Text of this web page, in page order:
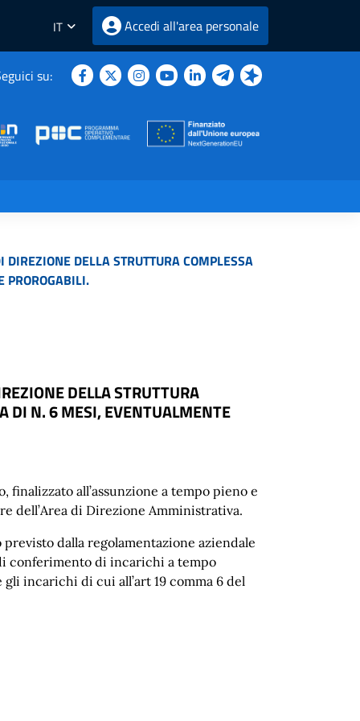
IT Accedi all'area personale
su:
DELLA STRUTTURA COMPLESSA
PROROGABILI.
DELLA STRUTTURA
DI N. 6 MESI, EVENTUALMENTE
all’assunzione a tempo pieno e
dell’Area di Direzione Amministrativa.
dalla regolamentazione aziendale
conferimento di incarichi a tempo
incarichi di cui all’art 19 comma 6 del